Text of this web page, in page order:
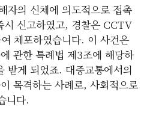
자의 신체에 의도적으로 접촉
시 신고하였고, 경찰은 CCTV
체포하였습니다. 이 사건은
관한 특례법 제3조에 해당하
받게 되었죠. 대중교통에서의
목격하는 사례로, 사회적으로
니다.